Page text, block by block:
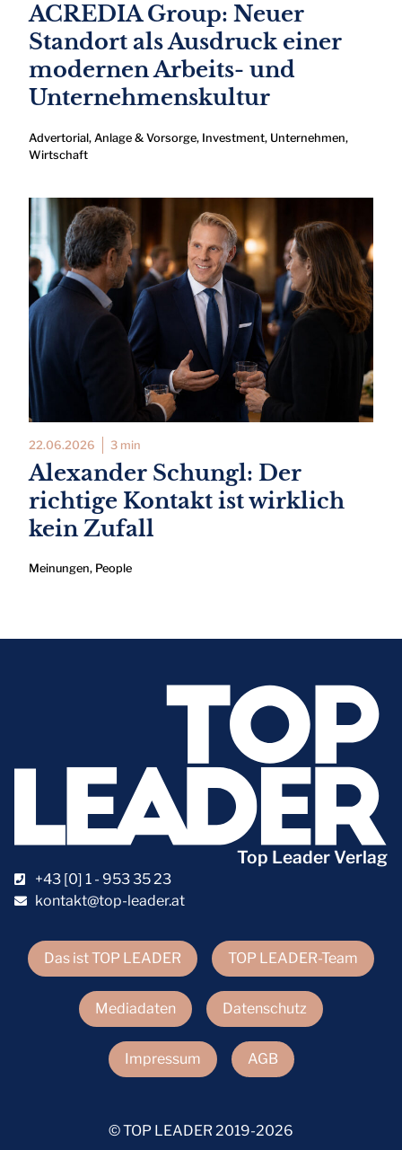
ACREDIA Group: Neuer
Standort als Ausdruck einer
modernen Arbeits- und
Unternehmenskultur
Advertorial, Anlage & Vorsorge, Investment, Unternehmen,
Wirtschaft
22.06.2026 3 min
Alexander Schungl: Der
richtige Kontakt ist wirklich
kein Zufall
Meinungen, People
Das ist TOP LEADER TOP LEADER-Team
Mediadaten Datenschutz
Impressum AGB
Top Leader Verlag
+43 [0] 1 - 953 35 23
kontakt@top-leader.at
© TOP LEADER 2019-2026